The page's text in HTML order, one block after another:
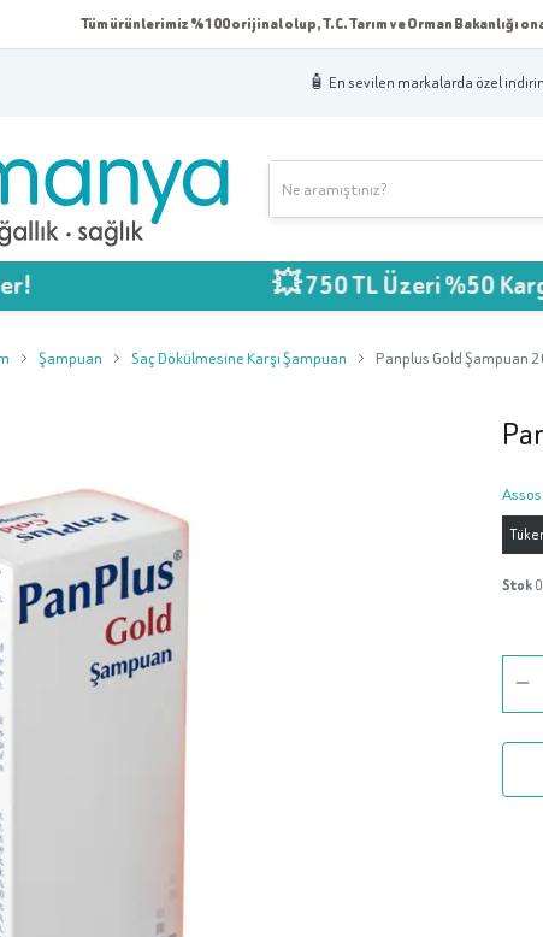
Tüm ürünlerimiz %100 orijinal olup, T.C. Tarım ve Orman Bakanlığı
🧴 En sevilen markalarda özel
💥 750 TL Üzeri %50 Kargo
Şampuan Saç Dökülmesine Karşı Şampuan Panplus Gold Şampuan
Assos
Stok0